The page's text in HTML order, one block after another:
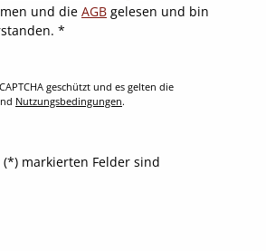
und die AGB gelesen und bin
*
geschützt und es gelten die
Nutzungsbedingungen.
markierten Felder sind